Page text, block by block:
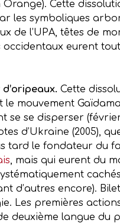
Cette
les symboliques
de l’UPA, têtes de
eurent
Cette
mouvement
se disperser
d’Ukraine (2005),
tard le fondateur du
, mais qui eurent du
d’autres encore).
Les premières
deuxième langue du